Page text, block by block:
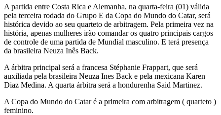
A partida entre Costa Rica e Alemanha, na quarta-feira (01) válida
pela terceira rodada do Grupo E da Copa do Mundo do Catar, será
histórica devido ao seu quarteto de arbitragem. Pela primeira vez na
história, apenas mulheres irão comandar os quatro principais cargos
de controle de uma partida de Mundial masculino. E terá presença
da brasileira Neuza Inês Back.
A árbitra principal será a francesa Stéphanie Frappart, que será
auxiliada pela brasileira Neuza Ines Back e pela mexicana Karen
Diaz Medina. A quarta árbitra será a hondurenha Said Martinez.
A Copa do Mundo do Catar é a primeira com arbitragem ( quarteto )
feminino.